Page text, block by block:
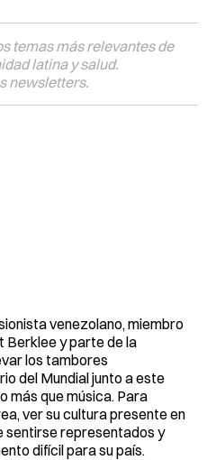
temas más relevantes de
latina y salud.
newsletters.
venezolano, miembro
Berklee y parte de la
los tambores
del Mundial junto a este
más que música. Para
ver su cultura presente en
sentirse representados y
difícil para su país.